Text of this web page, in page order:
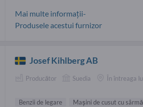
Mai multe informații-
Produsele acestui furnizor
Josef Kihlberg AB
Producător Suedia În întreaga
Benzii de legare Mașini de cusut cu sârmă